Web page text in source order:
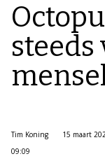
steeds
Tim Koning
15 maart
09:09